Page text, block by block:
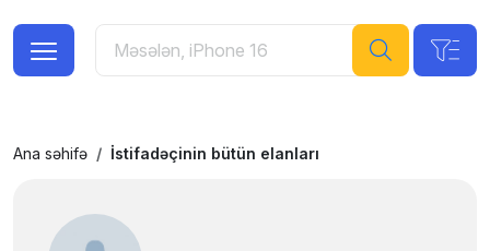
Ana səhifə İstifadəçinin bütün elanları